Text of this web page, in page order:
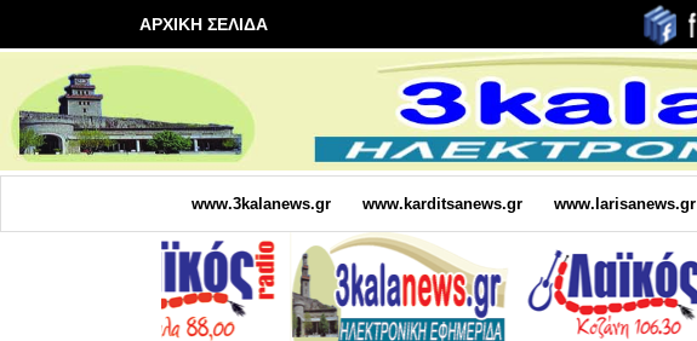
ΑΡΧΙΚΗ ΣΕΛΙΔΑ
www.3kalanews.gr www.karditsanews.gr www.larisanews.gr